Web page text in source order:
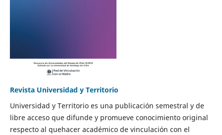
Revista Universidad y Territorio
Universidad y Territorio es una publicación semestral y de
libre acceso que difunde y promueve conocimiento original
respecto al quehacer académico de vinculación con el